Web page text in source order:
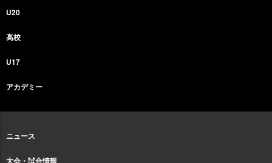
U20
高校
U17
アカデミー
ニュース
大会・試合情報